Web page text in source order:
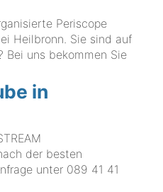
Periscope
Heilbronn. Sie sind auf
Bei uns bekommen Sie
in
der besten
unter 089 41 41